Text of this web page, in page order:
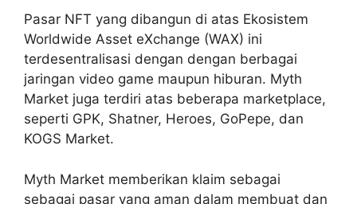
Pasar NFT yang dibangun di atas Ekosistem
Worldwide Asset eXchange (WAX) ini
terdesentralisasi dengan dengan berbagai
jaringan video game maupun hiburan. Myth
Market juga terdiri atas beberapa marketplace,
seperti GPK, Shatner, Heroes, GoPepe, dan
KOGS Market.
Myth Market memberikan klaim sebagai
sebagai pasar yang aman dalam membuat dan